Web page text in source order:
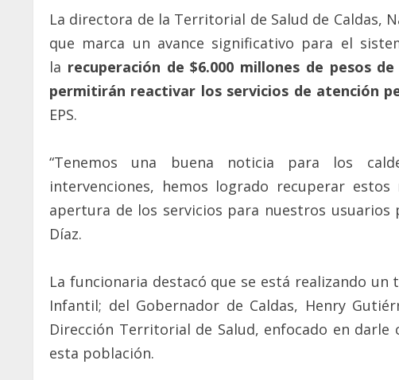
La directora de la Territorial de Salud de Caldas,
que marca un avance significativo para el
la recuperación de $6.000 millones de pesos
permitirán reactivar los servicios de atención
EPS.
“Tenemos una buena noticia para los
intervenciones, hemos logrado recuperar
apertura de los servicios para nuestros usuarios
Díaz.
La funcionaria destacó que se está realizando
Infantil; del Gobernador de Caldas, Henry
Dirección Territorial de Salud, enfocado en
esta población.